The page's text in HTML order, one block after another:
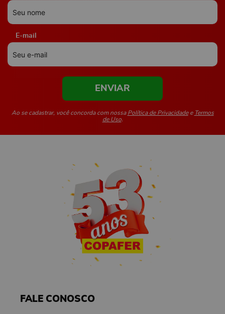
E-mail
ENVIAR
Ao se cadastrar, você concorda com nossa Política de Privacidadee Termos
de Uso.
FALE CONOSCO